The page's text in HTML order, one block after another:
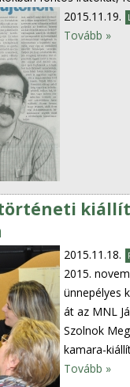
2015.11.19.
Tovább »
2015.11.18.
2015.
ünnepélyes
át az MNL
Szolnok
kamara-
Tovább »